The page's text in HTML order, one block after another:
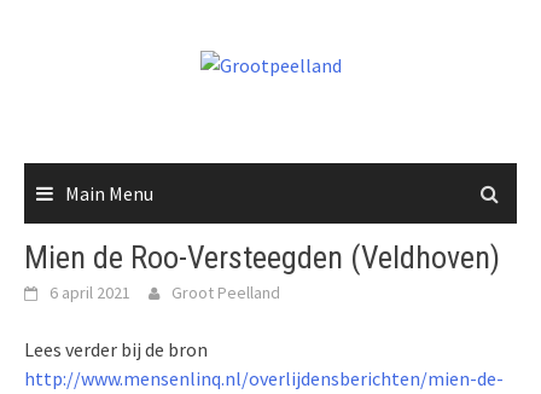
Main Menu
Mien de Roo-Versteegden (Veldhoven)
6 april 2021 Groot Peelland
Lees verder bij de bron
http://www.mensenlinq.nl/overlijdensberichten/mien-de-